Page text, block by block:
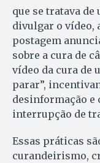
que se tratava
divulgar o vídeo,
postagem
sobre a cura de
vídeo da cura de
parar”,
desinformação e
interrupção de
Essas práticas
curandeirismo,